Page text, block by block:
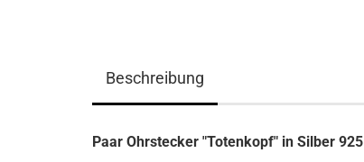
Beschreibung
Paar Ohrstecker "Totenkopf" in Silber 925